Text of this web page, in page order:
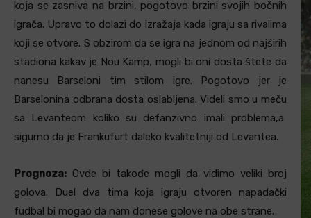
koja se zasniva na brzini, pogotovo brzini svojih bočnih
igrača. Upravo to dolazi do izražaja kada igraju sa rivalima
koji se otvore. S obzirom da se igra na jednom od najširih
stadiona kakav je Nou Kamp, mogli bi oni dosta štete da
nanesu Barseloni tim stilom igre. Pogotovo jer je
Barselonina odbrana dosta oslabljena. Videli smo u meču
sa Levanteom koliko su defanzivno imali problema,a
sigurno da je Frankufurt daleko kvalitetniji od Levantea.
Prognoza: Ovde bi takođe mogli da vidimo veliki broj
golova. Duel dva tima koja igraju otvoren napadački
fudbal bi mogao da nam donese golove na obe strane.